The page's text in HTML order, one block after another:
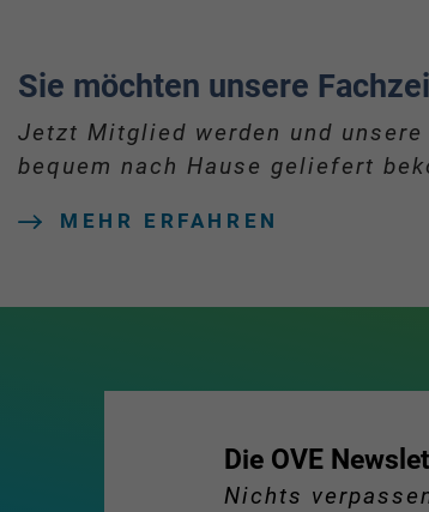
Sie möchten unsere
Jetzt Mitglied werden und
bequem nach Hause geliefert
MEHR ERFAHREN
Die OVE
Nichts